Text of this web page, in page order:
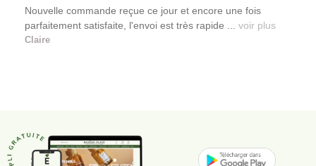
Nouvelle commande reçue ce jour et encore une fois
parfaitement satisfaite, l'envoi est très rapide ... voir plus
Claire